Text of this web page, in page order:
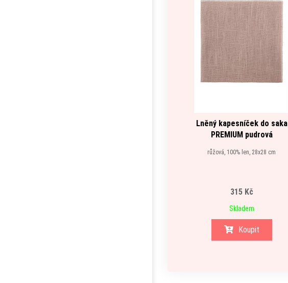
Lněný kapesníček do saka
PREMIUM pudrová
růžová, 100% len, 28x28 cm
315 Kč
Skladem
Koupit